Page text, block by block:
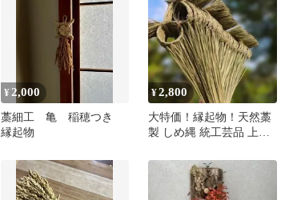
¥ 2,000
藁細工 亀 稲穂つき
縁起物
¥2,800
大特価！縁起物！天然藁
製 しめ縄 統工芸品 上